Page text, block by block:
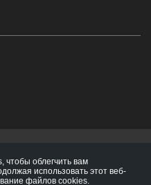
чтобы облегчить вам
использовать этот веб-
файлов cookies.